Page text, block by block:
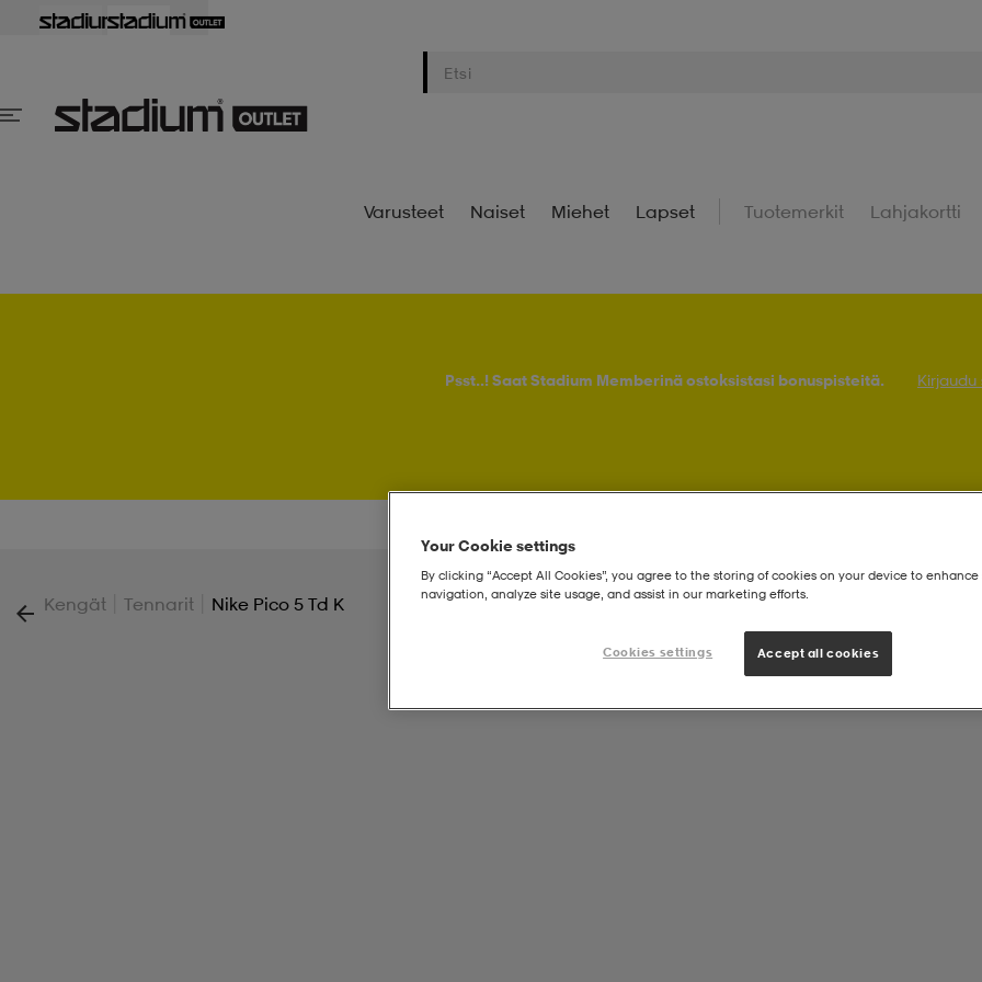
Varusteet Naiset Miehet Lapset Tuotemerkit Lahjakortti
Psst..! Saat Stadium Memberinä ostoksistasi bonuspisteitä. Kirjaudu
Kengät Tennarit Nike Pico 5 Td K
Your Cookie settings
By clicking “Accept All Cookies”, you agree to the storing of cookies on your device to enhance
navigation, analyze site usage, and assist in our marketing efforts.
Cookies settings Accept all cookies